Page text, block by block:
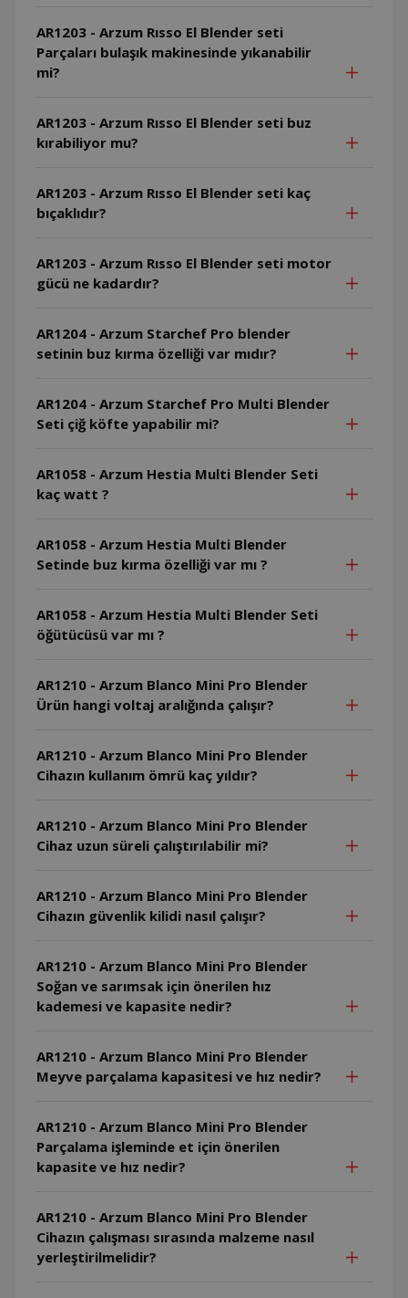
AR1203 - Arzum Rısso El Blender seti
Parçaları bulaşık makinesinde yıkanabilir
mi?
AR1203 - Arzum Rısso El Blender seti buz
kırabiliyor mu?
AR1203 - Arzum Rısso El Blender seti kaç
bıçaklıdır?
AR1203 - Arzum Rısso El Blender seti motor
gücü ne kadardır?
AR1204 - Arzum Starchef Pro blender
setinin buz kırma özelliği var mıdır?
AR1204 - Arzum Starchef Pro Multi Blender
Seti çiğ köfte yapabilir mi?
AR1058 - Arzum Hestia Multi Blender Seti
kaç watt ?
AR1058 - Arzum Hestia Multi Blender
Setinde buz kırma özelliği var mı ?
AR1058 - Arzum Hestia Multi Blender Seti
öğütücüsü var mı ?
AR1210 - Arzum Blanco Mini Pro Blender
Ürün hangi voltaj aralığında çalışır?
AR1210 - Arzum Blanco Mini Pro Blender
Cihazın kullanım ömrü kaç yıldır?
AR1210 - Arzum Blanco Mini Pro Blender
Cihaz uzun süreli çalıştırılabilir mi?
AR1210 - Arzum Blanco Mini Pro Blender
Cihazın güvenlik kilidi nasıl çalışır?
AR1210 - Arzum Blanco Mini Pro Blender
Soğan ve sarımsak için önerilen hız
kademesi ve kapasite nedir?
AR1210 - Arzum Blanco Mini Pro Blender
Meyve parçalama kapasitesi ve hız nedir?
AR1210 - Arzum Blanco Mini Pro Blender
Parçalama işleminde et için önerilen
kapasite ve hız nedir?
AR1210 - Arzum Blanco Mini Pro Blender
Cihazın çalışması sırasında malzeme nasıl
yerleştirilmelidir?